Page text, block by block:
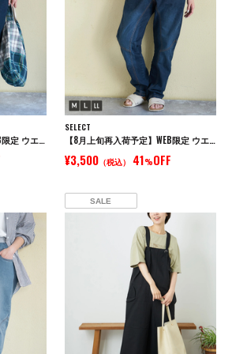
【8月上旬再入荷予定】WEB限定 ウエストリブ デニム サルエルパンツ
SELECT
【8月上旬再入荷予定】WEB限定 ウエストリブ デニム サルエルパンツ
¥3,500（税込） 41%OFF
SALE